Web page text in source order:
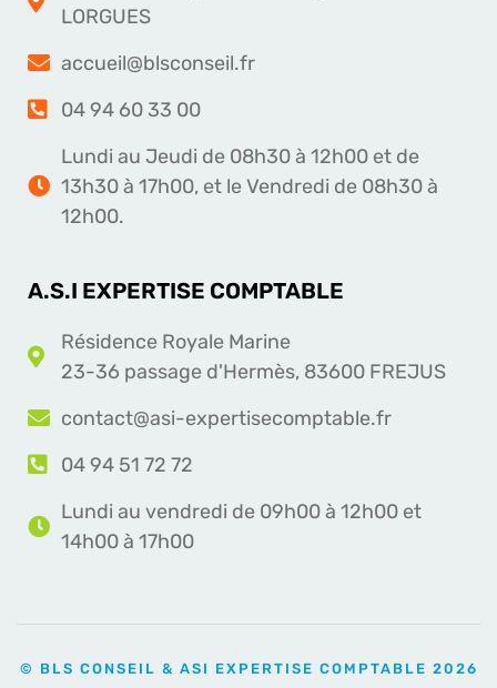
LORGUES
accueil@blsconseil.fr
04 94 60 33 00
Lundi au Jeudi de 08h30 à 12h00 et de
13h30 à 17h00, et le Vendredi de 08h30 à
12h00.
A.S.I EXPERTISE COMPTABLE
Résidence Royale Marine
23-36 passage d'Hermès, 83600 FREJUS
contact@asi-expertisecomptable.fr
04 94 51 72 72
Lundi au vendredi de 09h00 à 12h00 et
14h00 à 17h00
© BLS CONSEIL & ASI EXPERTISE COMPTABLE 2026